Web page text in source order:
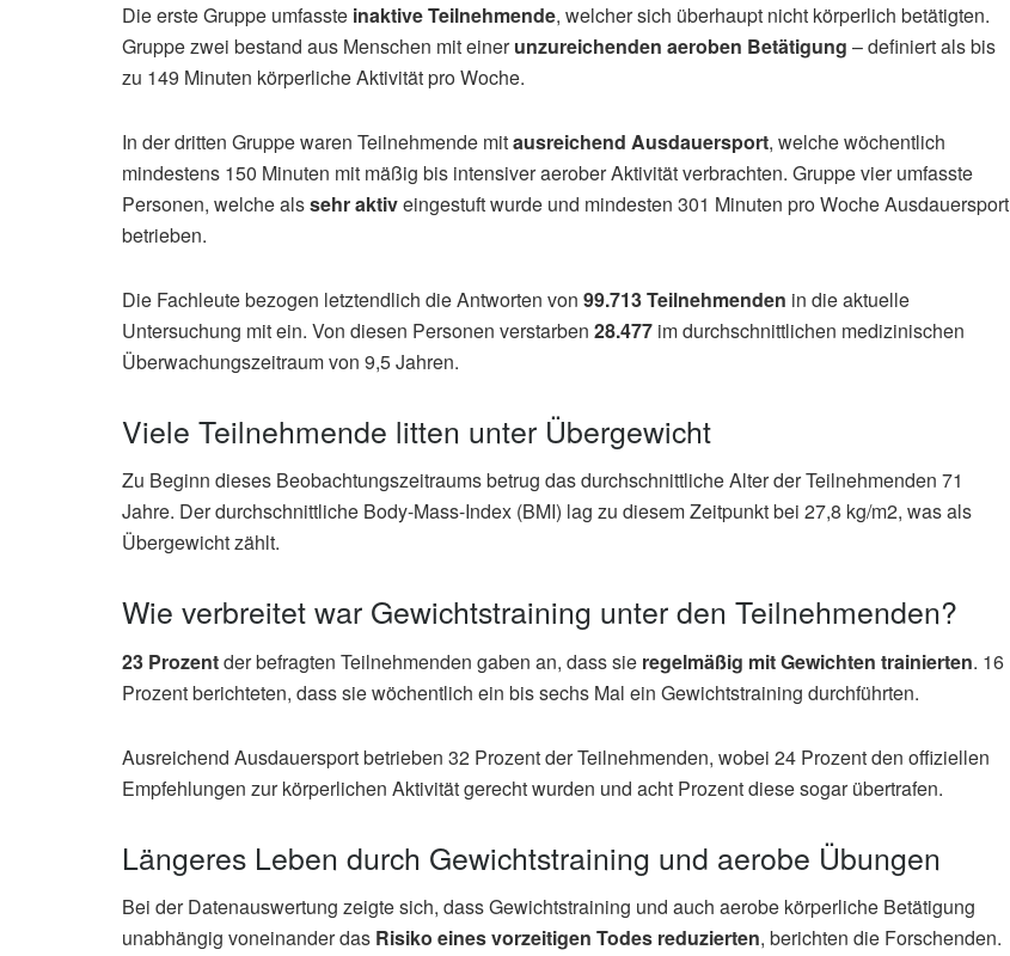
Die erste Gruppe umfasste inaktive Teilnehmende, welcher sich überhaupt nicht körperlich betätigten.
Gruppe zwei bestand aus Menschen mit einerunzureichenden aeroben Betätigung – definiert als bis
zu 149 Minuten körperliche Aktivität pro Woche.
In der dritten Gruppe waren Teilnehmende mitausreichend Ausdauersport, welche wöchentlich
mindestens 150 Minuten mit mäßig bis intensiver aerober Aktivität verbrachten. Gruppe vier umfasste
Personen, welche alssehr aktiveingestuft wurde und mindesten 301 Minuten pro Woche Ausdauersport
betrieben.
Die Fachleute bezogen letztendlich die Antworten von 99.713 Teilnehmenden in die aktuelle
Untersuchung mit ein. Von diesen Personen verstarben 28.477 im durchschnittlichen medizinischen
Überwachungszeitraum von 9,5 Jahren.
Viele Teilnehmende litten unter Übergewicht
Zu Beginn dieses Beobachtungszeitraums betrug das durchschnittliche Alter der Teilnehmenden 71
Jahre. Der durchschnittliche Body-Mass-Index (BMI) lag zu diesem Zeitpunkt bei 27,8 kg/m2, was als
Übergewicht zählt.
Wie verbreitet war Gewichtstraining unter den Teilnehmenden?
23 Prozentder befragten Teilnehmenden gaben an, dass sie regelmäßig mit Gewichten trainierten. 16
Prozent berichteten, dass sie wöchentlich ein bis sechs Mal ein Gewichtstraining durchführten.
Ausreichend Ausdauersport betrieben 32 Prozent der Teilnehmenden, wobei 24 Prozent den offiziellen
Empfehlungen zur körperlichen Aktivität gerecht wurden und acht Prozent diese sogar übertrafen.
Längeres Leben durch Gewichtstraining und aerobe Übungen
Bei der Datenauswertung zeigte sich, dass Gewichtstraining und auch aerobe körperliche Betätigung
unabhängig voneinander das Risiko eines vorzeitigen Todes reduzierten, berichten die Forschenden.